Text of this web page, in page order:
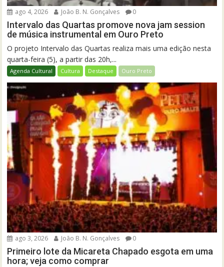
ago 4, 2026 João B. N. Gonçalves 0
Intervalo das Quartas promove nova jam session
de música instrumental em Ouro Preto
O projeto Intervalo das Quartas realiza mais uma edição nesta
quarta-feira (5), a partir das 20h,...
Agenda Cultural Cultura Destaque Ouro Preto
ago 3, 2026 João B. N. Gonçalves 0
Primeiro lote da Micareta Chapado esgota em uma
hora; veja como comprar